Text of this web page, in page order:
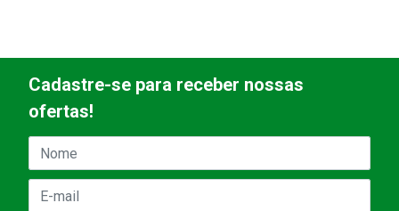
Cadastre-se para receber nossas
ofertas!